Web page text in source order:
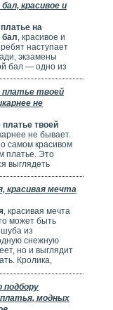
красивое и
на
бал, красивое и
наступает
экзамены
бал — одно из
событий.
девушки.
прическе,
бал
красоты. Где
выглядит.
платье твоей
не
твоей
не бывает.
самом красивом
платье. Это
выглядеть
платье
девушки
каталоги и
Сейчас это
Там
нарядов от
красивая мечта
, красивая мечта
может быть
из
снежную
но и выглядит
Кролика,
шубы из
и выглядят
называют
платья, модных